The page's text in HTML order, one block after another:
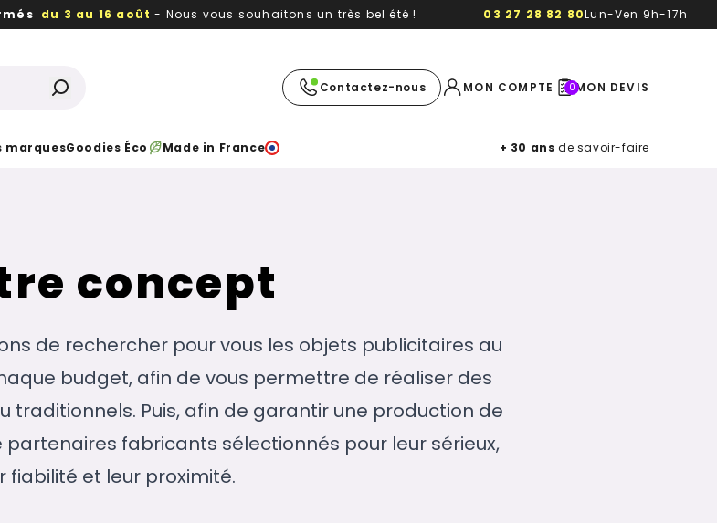
du 3 au 16 août - Nous vous souhaitons un très bel été !
03 27 28 82 80Lun-Ven 9h-17h
Contactez-nous MON COMPTE 0MON DEVIS
marquesGoodies Éco Made in France + 30 ans de savoir-faire
concept
de rechercher pour vous les objets publicitaires au
budget, afin de vous permettre de réaliser des
traditionnels. Puis, afin de garantir une production de
fabricants sélectionnés pour leur sérieux,
fiabilité et leur proximité.